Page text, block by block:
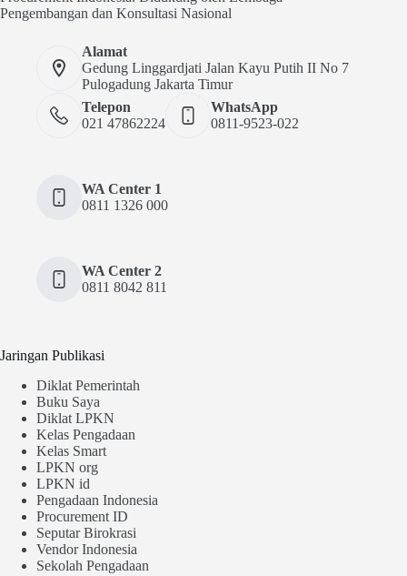
Pengembangan dan Konsultasi Nasional
Alamat
Gedung Linggardjati Jalan Kayu Putih II No 7
Pulogadung Jakarta Timur
Telepon
021 47862224
WhatsApp
0811-9523-022
WA Center 1
0811 1326 000
WA Center 2
0811 8042 811
Jaringan Publikasi
Diklat Pemerintah
Buku Saya
Diklat LPKN
Kelas Pengadaan
Kelas Smart
LPKN org
LPKN id
Pengadaan Indonesia
Procurement ID
Seputar Birokrasi
Vendor Indonesia
Sekolah Pengadaan